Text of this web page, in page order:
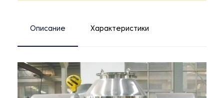
Описание Характеристики